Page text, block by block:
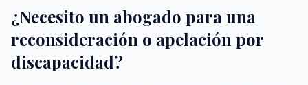
¿Necesito un abogado para una
reconsideración o apelación por
discapacidad?